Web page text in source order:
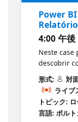
e
poderosas
Power BI 🚀
eventos e
https://
carreira e
Reactor!
startups e
seus
a Microsoft!
Power
4:00 午後
Neste case
descobrir
workshop
utilizando Git para
destaque
形式:
対
ライブ
トピック:
言語: ポル